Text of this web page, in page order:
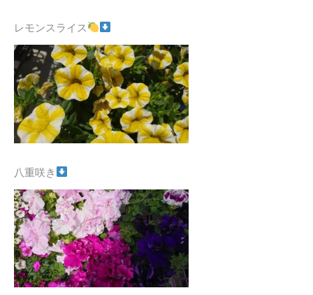
レモンスライス
八重咲き